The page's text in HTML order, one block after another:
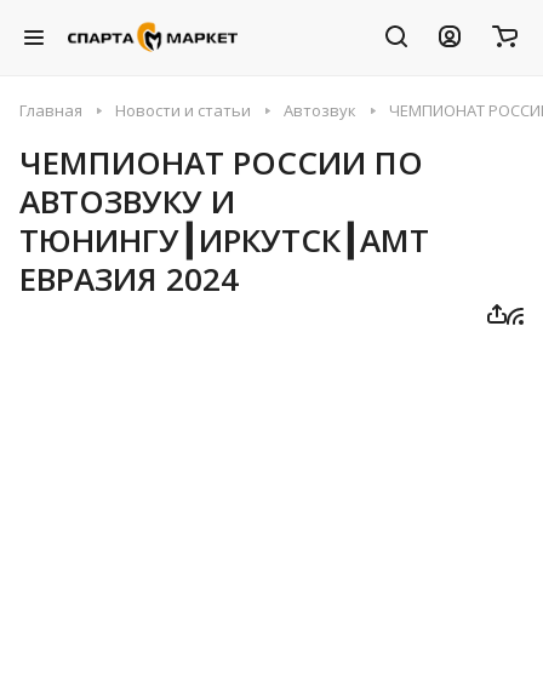
Главная Новости и статьи Автозвук ЧЕМПИОНАТ
ЧЕМПИОНАТ РОССИИ ПО
АВТОЗВУКУ И
ТЮНИНГУ┃ИРКУТСК┃АМТ
ЕВРАЗИЯ 2024